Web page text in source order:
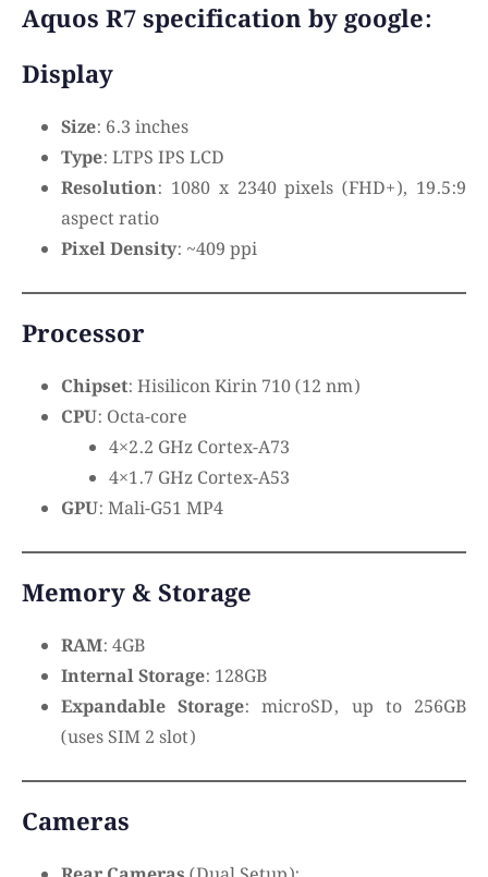
Aquos R7 specification by google:
Display
Size: 6.3 inches
Type: LTPS IPS LCD
Resolution: 1080 x 2340 pixels (FHD+), 19.5:9
aspect ratio
Pixel Density: ~409 ppi
Processor
Chipset: Hisilicon Kirin 710 (12 nm)
CPU: Octa-core
4×2.2 GHz Cortex-A73
4×1.7 GHz Cortex-A53
GPU: Mali-G51 MP4
Memory & Storage
RAM: 4GB
Internal Storage: 128GB
Expandable Storage: microSD, up to 256GB
(uses SIM 2 slot)
Cameras